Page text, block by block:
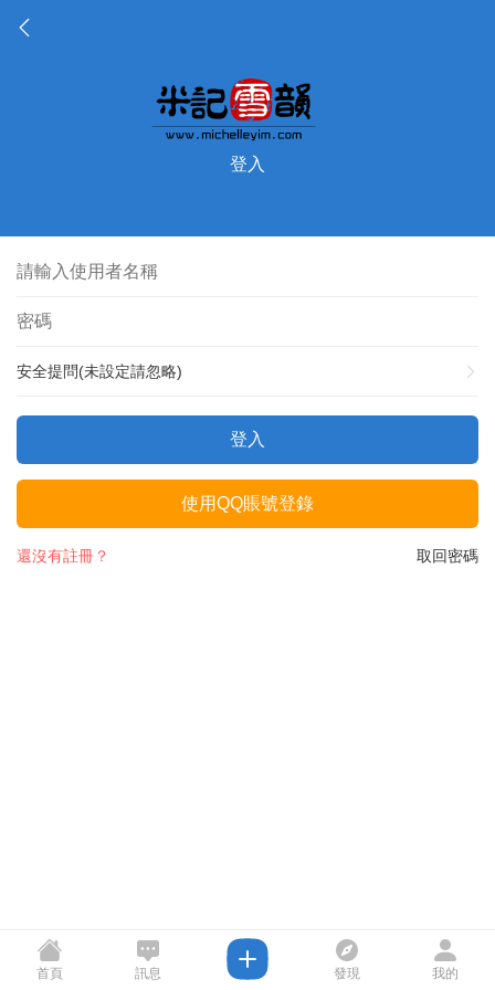
登入
安全提問(未設定請忽略)
登入
使用QQ賬號登錄
取回密碼
還沒有註冊？
首頁 訊息 發現 我的